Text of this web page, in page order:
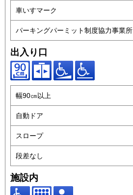
車いすマーク
パーキングパーミット制度協力事業所
出入り口
幅90㎝以上
自動ドア
スロープ
段差なし
施設内